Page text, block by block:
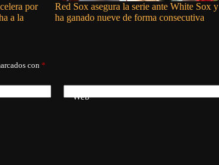
por
a la
Red Sox asegura la serie ante White Sox y
ha ganado nueve de forma consecutiva
con *
Web